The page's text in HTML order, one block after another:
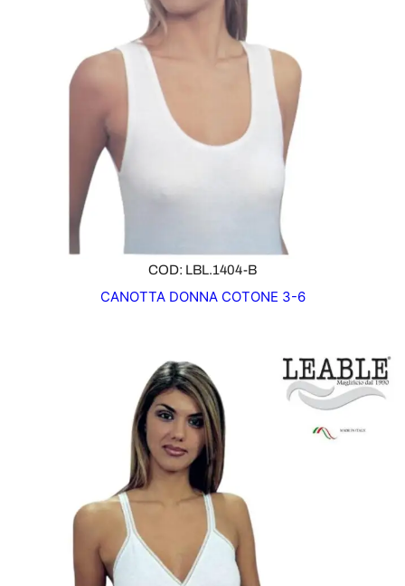
COD: LBL.1404-B
CANOTTA DONNA COTONE 3-6